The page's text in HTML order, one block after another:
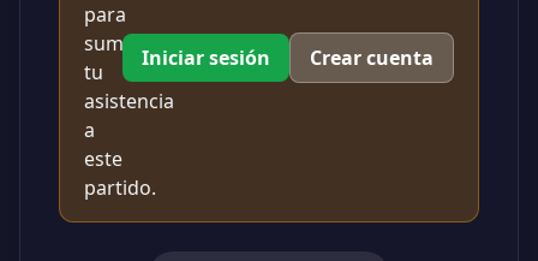
para
sumar
tu
asistencia
a
este
partido.
Iniciar sesión Crear cuenta